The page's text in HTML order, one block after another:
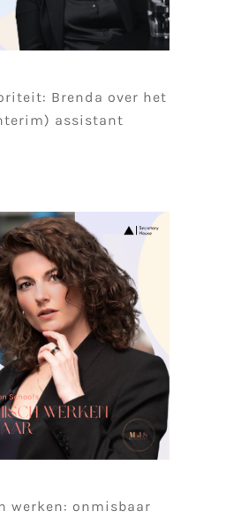
Brenda over het
assistant
werken: onmisbaar